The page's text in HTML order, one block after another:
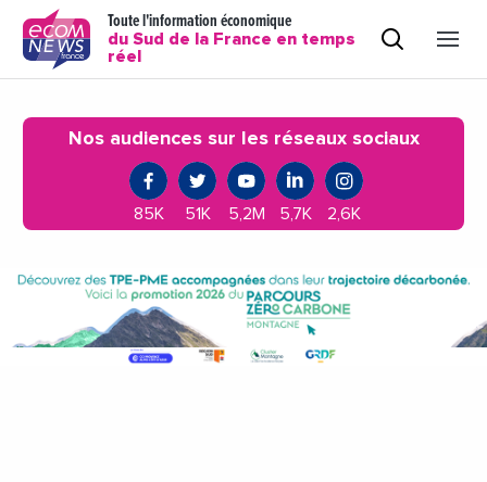
Toute l'information économique
du Sud de la France en temps
réel
Nos audiences sur les réseaux sociaux
85K 51K 5,2M 5,7K 2,6K